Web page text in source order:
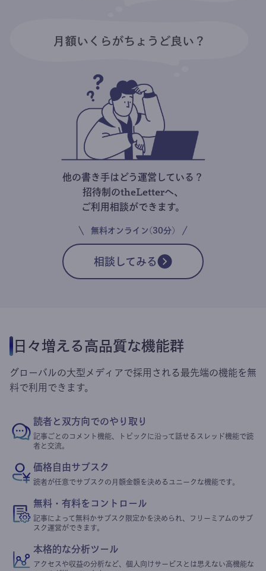
他の書き手はどう運営している？
招待制のtheLetterへ、
ご利用相談ができます。
無料オンライン(30分)
相談してみる
日々増える高品質な機能群
グローバルの大型メディアで採用される最先端の機能を無
料で利用できます。
読者と双方向でのやり取り
記事ごとのコメント機能、トピックに沿って話せるスレッド機能で読
者と交流。
価格自由サブスク
読者が任意でサブスクの月額金額を決めるユニークな機能です。
無料・有料をコントロール
記事によって無料かサブスク限定かを決められ、フリーミアムのサブ
スク運営ができます。
本格的な分析ツール
アクセスや収益の分析など、個人向けサービスとは思えない高機能な